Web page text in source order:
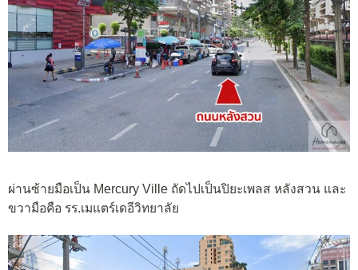
ผ่านซ้ายมือเป็น Mercury Ville ถัดไปเป็นปิยะเพลส หลังสวน และ
ขวามือคือ รร.เมแตร์เดอีวิทยาลัย